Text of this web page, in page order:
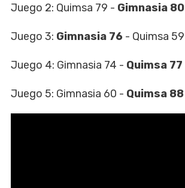
Juego 2: Quimsa 79 - Gimnasia 80
Juego 3: Gimnasia 76 - Quimsa 59
Juego 4: Gimnasia 74 - Quimsa 77
Juego 5: Gimnasia 60 - Quimsa 88